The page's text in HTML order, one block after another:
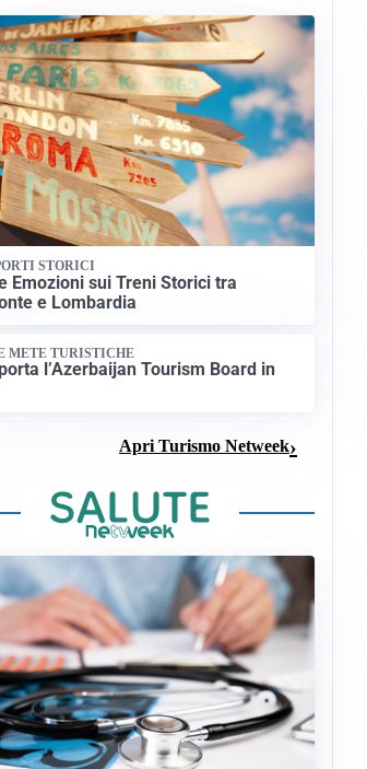
STORICI
Emozioni sui Treni Storici tra
e Lombardia
METE TURISTICHE
l’Azerbaijan Tourism Board in
Apri Turismo Netweek